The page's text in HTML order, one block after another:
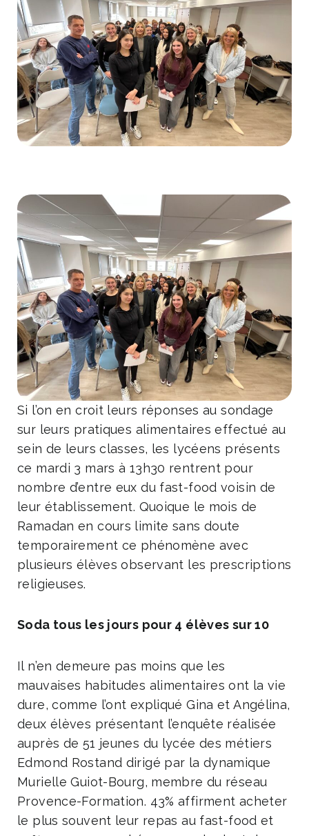
Si l’on en croit leurs réponses au sondage
sur leurs pratiques alimentaires effectué au
sein de leurs classes, les lycéens présents
ce mardi 3 mars à 13h30 rentrent pour
nombre d’entre eux du fast-food voisin de
leur établissement. Quoique le mois de
Ramadan en cours limite sans doute
temporairement ce phénomène avec
plusieurs élèves observant les prescriptions
religieuses.
Soda tous les jours pour 4 élèves sur 10
Il n’en demeure pas moins que les
mauvaises habitudes alimentaires ont la vie
dure, comme l’ont expliqué Gina et Angélina,
deux élèves présentant l’enquête réalisée
auprès de 51 jeunes du lycée des métiers
Edmond Rostand dirigé par la dynamique
Murielle Guiot-Bourg, membre du réseau
Provence-Formation. 43% affirment acheter
le plus souvent leur repas au fast-food et